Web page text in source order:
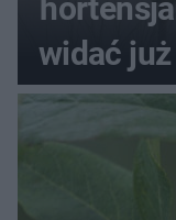
widać